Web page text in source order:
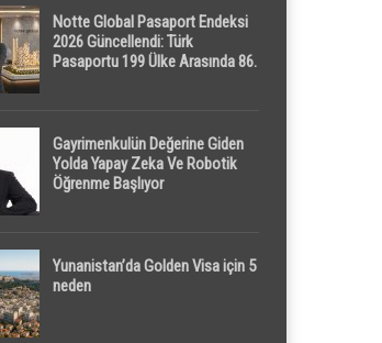
Notte Global Pasaport Endeksi
2026 Güncellendi: Türk
Pasaportu 199 Ülke Arasında 86.
Gayrimenkulün Değerine Giden
Yolda Yapay Zeka Ve Robotik
Öğrenme Başlıyor
Yunanistan’da Golden Visa için 5
neden